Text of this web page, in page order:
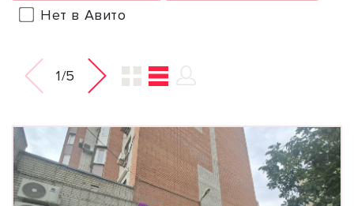
Нет в Авито
1/5